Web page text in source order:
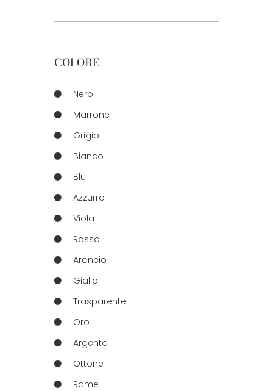
COLORE
Nero
Marrone
Grigio
Bianco
Blu
Azzurro
Viola
Rosso
Arancio
Giallo
Trasparente
Oro
Argento
Ottone
Rame